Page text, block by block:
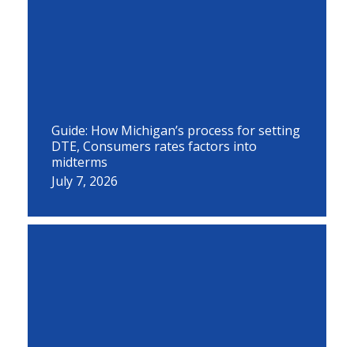
Guide: How Michigan’s process for setting
DTE, Consumers rates factors into
midterms
July 7, 2026